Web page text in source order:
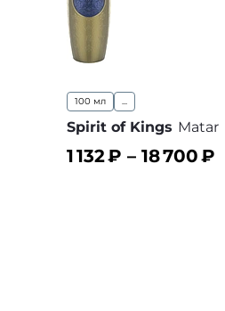
100 мл ...
Spirit of Kings Matar
1 132₽ – 18 700₽